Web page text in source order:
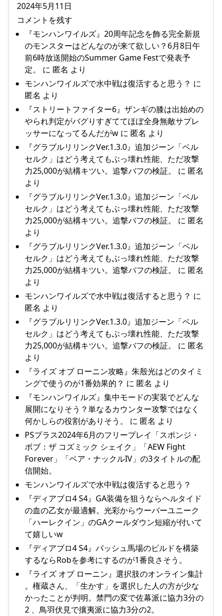
2024年5月11日
コメントを残す
『モンハンワイルズ』20周年記念を飾る完全新規
のモンスターはどんなのが来て欲しい？6月8日午
前6時放送開始のSummer Game Festで発表予
定。 に 匿名 より
モンハンワイルズで水中戦は復活すると思う？ に
匿名 より
『ストリートファイター6』ザンギの膝は出始めの
やられ判定がバグりすぎててほぼ全身無敵サプレ
ッサーになってるんだがw に 匿名 より
『グラブルリリンクVer.1.3.0』追加ジーン「ベル
セルク」はどう考えてもぶっ壊れ性能、ただ攻撃
力25,000が結構キツい。追撃バフの検証。 に 匿名
より
『グラブルリリンクVer.1.3.0』追加ジーン「ベル
セルク」はどう考えてもぶっ壊れ性能、ただ攻撃
力25,000が結構キツい。追撃バフの検証。 に 匿名
より
『グラブルリリンクVer.1.3.0』追加ジーン「ベル
セルク」はどう考えてもぶっ壊れ性能、ただ攻撃
力25,000が結構キツい。追撃バフの検証。 に 匿名
より
モンハンワイルズで水中戦は復活すると思う？ に
匿名 より
『グラブルリリンクVer.1.3.0』追加ジーン「ベル
セルク」はどう考えてもぶっ壊れ性能、ただ攻撃
力25,000が結構キツい。追撃バフの検証。 に 匿名
より
『ライズ オブ ローニン攻略』朱殷光はどのタイミ
ングで使うのが1番効果的？ に 匿名 より
『モンハンワイルズ』集中モードの実装でどんな
展開になりそう？単なるカウンター攻撃ではなく
何かしらの役割がありそう。 に 匿名 より
PSプラス2024年6月のフリープレイ「スポンジ・
ボブ：ザ コズミック シェイク」「AEW Fight
Forever」「ベア・ナックルIV」の3タイトルの配
信開始。
モンハンワイルズで水中戦は復活すると思う？
『ディアブロ4 S4』GA装備を狙うならヘルタイド
の血の乙女が最適解。光彩からウーバーユニーク
「ハーレクイン」のGAクールダウン短縮が付いて
て嬉しいw
『ディアブロ4 S4』バッシュ馬場のビルドを構築
するならRobを参考にするのが1番良さそう。
『ライズ オブ ローニン』選択肢のオンライン集計
。権蔵さん、「生かす」を選択した人の方が少な
かったことが判明。禁門の変で佐幕派に協力3分の
2 、鳥羽伏見で攘夷派に協力3分の2。